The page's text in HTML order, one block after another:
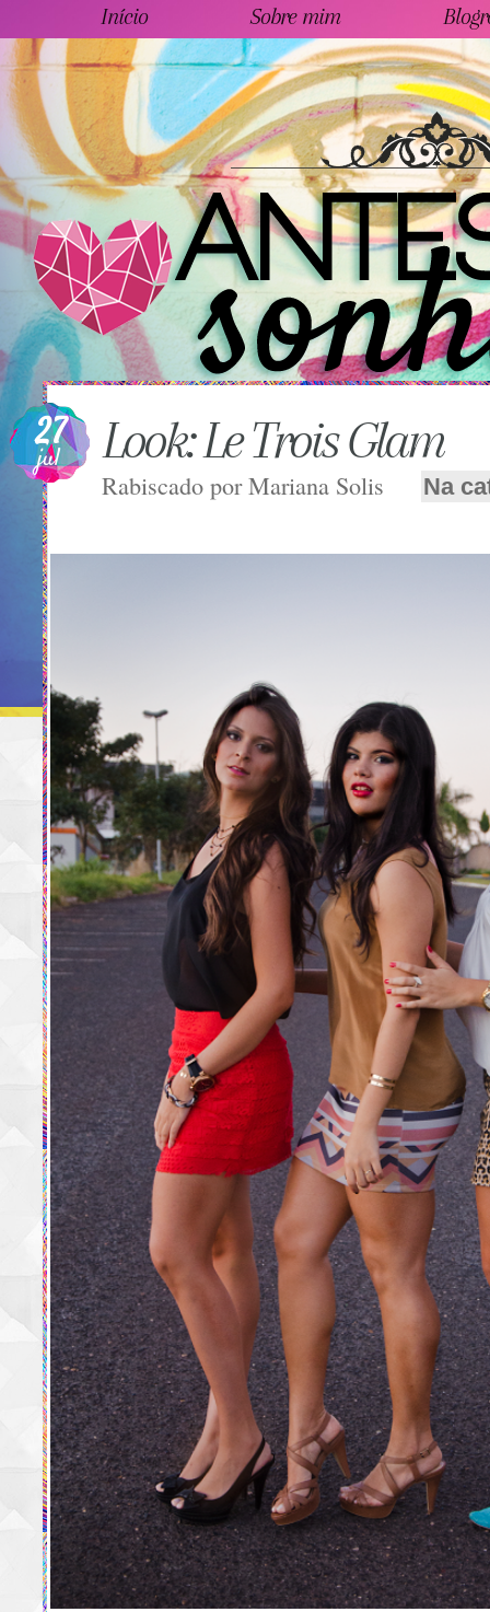
Início Sobre mim
27
jul Look: Le Trois Glam
Rabiscado porMariana Solis Na